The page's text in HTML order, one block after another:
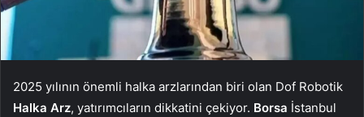
2025 yılının önemli halka arzlarından biri olan Dof Robotik
Halka Arz, yatırımcıların dikkatini çekiyor. Borsa İstanbul